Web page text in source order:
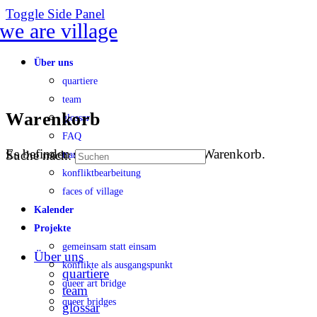
Toggle Side Panel
Über uns
quartiere
team
glossar
FAQ
transparenz
konfliktbearbeitung
faces of village
Kalender
Projekte
gemeinsam statt einsam
konflikte als ausgangspunkt
queer art bridge
queer bridges
Warenkorb
Es befinden sich keine Produkte im Warenkorb.
Suche nach:
Über uns
quartiere
team
glossar